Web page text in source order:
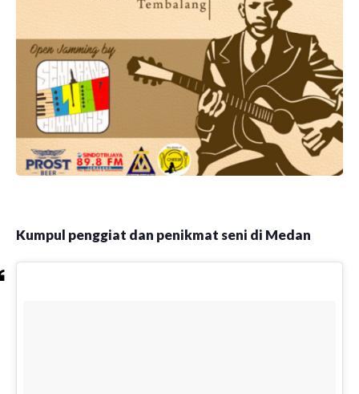
Kumpul penggiat dan penikmat seni di Medan